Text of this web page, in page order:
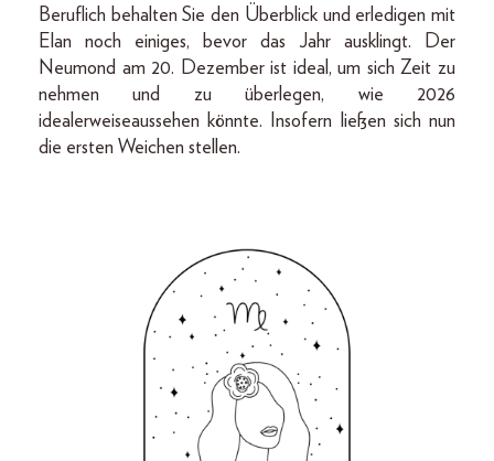
Beruflich behalten Sie den Überblick und erledigen mit
Elan noch einiges, bevor das Jahr ausklingt. Der
Neumond am 20. Dezember ist ideal, um sich Zeit zu
nehmen und zu überlegen, wie 2026
idealerweiseaussehen könnte. Insofern ließen sich nun
die ersten Weichen stellen.